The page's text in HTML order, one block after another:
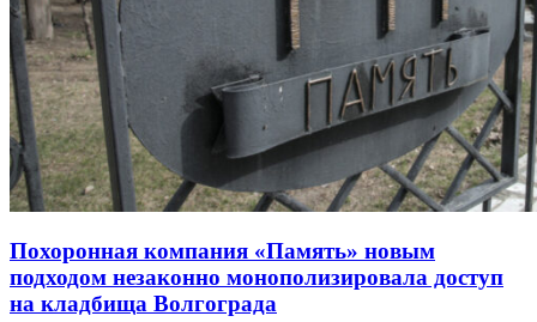
Похоронная компания «Память» новым
подходом незаконно монополизировала доступ
на кладбища Волгограда